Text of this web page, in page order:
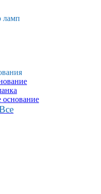
ламп
основание